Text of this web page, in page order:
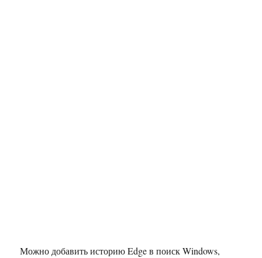
Можно добавить историю Edge в поиск Windows,